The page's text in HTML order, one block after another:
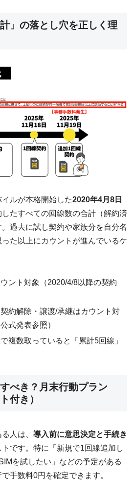
」の落とし穴を正しく理
イルが本格開始した2020年4月8日
たすべての回線数の合計（解約済
過去に試し契約や家族分を自分名
た以上にカウントが進んでいるケ
ント対象（2020/4/8以降の契約
約解除・譲渡/承継はカウント対
式発表参照）
複数取っていると「累計5回線」
べき？月末行動プラン
付き）
人は、 導入前に意思決定と手続き
です。特に「新規で1回線追加し
を試したい」などの予定がある
手数料0円を確定できます。